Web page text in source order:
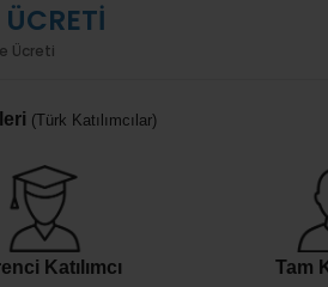
Ücreti
(Türk Katılımcılar)
Katılımcı
Tam